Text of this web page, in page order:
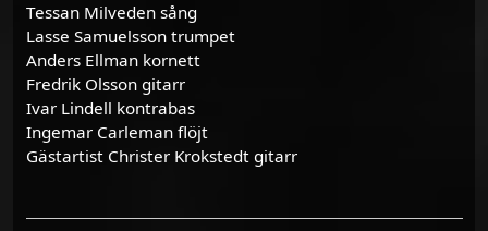
Tessan Milveden sång
Lasse Samuelsson trumpet
Anders Ellman kornett
Fredrik Olsson gitarr
Ivar Lindell kontrabas
Ingemar Carleman flöjt
Gästartist Christer Krokstedt gitarr